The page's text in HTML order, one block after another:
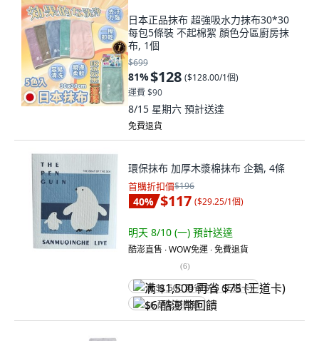
日本正品抹布 超強吸水力抹布30*30
每包5條裝 不起棉絮 顏色分區廚房抹
布, 1個
$699
81%$128 ($128.00/1個)
運費 $90
8/15 星期六 預計送達
免費退貨
環保抹布 加厚木漿棉抹布 企鵝, 4條
首購折扣價$196
40% $117 ($29.25/1個)
明天 8/10 (一) 預計送達
酷澎直售 ∙ WOW免運 ∙ 免費退貨
(6)
满 $1,500 再省 $75 (王道卡)
$6 酷澎幣回饋